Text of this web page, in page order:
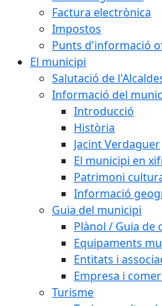
Factura electrònica
Impostos
Punts d'informació
El municipi
Salutació de
Informació del
Introducció
Història
Jacint Verdaguer
El municipi en
Patrimoni
Informació
Guia del municipi
Plànol / Guia de
Equipaments
Entitats i
Empresa i
Turisme